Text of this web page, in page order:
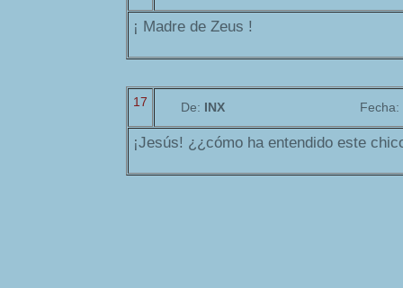
¡ Madre de Zeus !
17 De: INX Fecha:
¡Jesús! ¿¿cómo ha entendido este